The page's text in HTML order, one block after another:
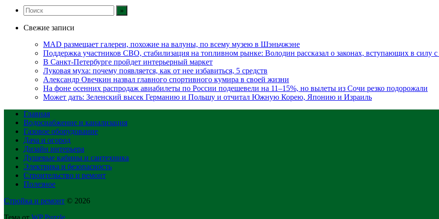
Свежие записи
MAD размещает галереи, похожие на валуны, по всему музею в Шэньчжэне
Поддержка участников СВО, стабилизация на топливном рынке: Володин рассказал о законах, вступающих в силу с
В Санкт-Петербурге пройдет интерьерный маркет
Луковая муха: почему появляется, как от нее избавиться, 5 средств
Александр Овечкин назвал главного спортивного кумира в своей жизни
На фоне осенних распродаж авиабилеты по России подешевели на 11–15%, но вылеты из Сочи резко подорожали
Может дать: Зеленский высек Германию и Польшу и отчитал Южную Корею, Японию и Израиль
Главная
Водоснабжение и канализация
Газовое оборудование
Дача и огород
Дизайн интерьера
Душевые кабины и сантехника
Электрика и безопасность
Строительство и ремонт
Полезное
Стройка и ремонт © 2026
Тема от WP Puzzle